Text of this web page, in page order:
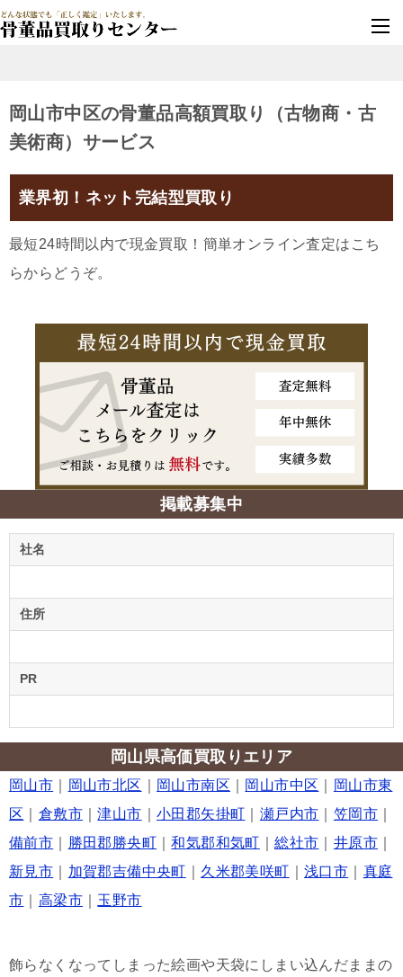
岡山市中区の骨董品高額買取り（古物商・古
美術商）サービス
業界初！ネット完結型買取り
最短24時間以内で現金買取！簡単オンライン査定はこち
らからどうぞ。
掲載募集中
社名
住所
PR
岡山県高価買取りエリア
岡山市 岡山市北区 岡山市南区 岡山市中区
岡山市東
区
倉敷市 ｜津山市 ｜小田郡矢掛町 瀬戸内市 笠岡市
備前市
勝田郡勝央町 ｜和気郡和気町 ｜総社市 井原市
新見市
加賀郡吉備中央町 久米郡美咲町 ｜浅口市
真庭
市
高梁市 玉野市
飾らなくなってしまった絵画や天袋にしまい込んだままの